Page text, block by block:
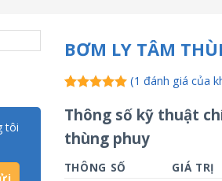
tôi
BƠM LY TÂM
dựa trên
đánh giá
(1 đánh giá của
Thông số kỹ thuật
thùng phuy
THÔNG SỐ
GIÁ TRỊ